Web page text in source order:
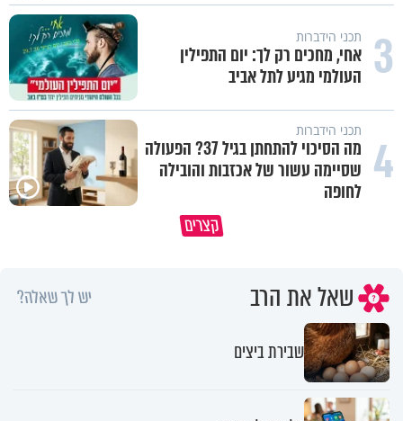
3 תכני הידברות
אחי, מחכים רק לך: יום התפילין
העולמי מגיע לתל אביב
4 תכני הידברות
מה הסיכוי להתחתן בגיל 37? הפעולה
שסיימה עשור של אכזבות והובילה
לחופה
קצרים
שאל את הרב יש לך שאלה?
שבירת ביצים